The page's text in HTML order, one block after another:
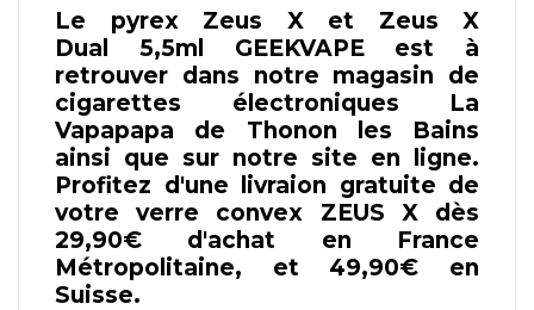
Le pyrex Zeus X et Zeus X
Dual 5,5ml GEEKVAPE est à
retrouver dans notre magasin de
cigarettes électroniques La
Vapapapa de Thonon les Bains
ainsi que sur notre site en ligne.
Profitez d'une livraion gratuite de
votre verre convex ZEUS X dès
29,90€ d'achat en France
Métropolitaine, et 49,90€ en
Suisse.